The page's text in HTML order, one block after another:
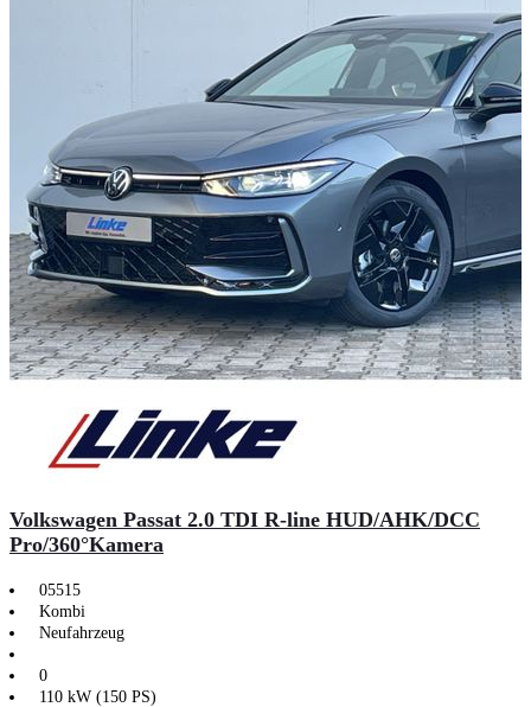
Volkswagen Passat 2.0 TDI R-line HUD/AHK/DCC
Pro/360°Kamera
05515
Kombi
Neufahrzeug
0
110 kW (150 PS)